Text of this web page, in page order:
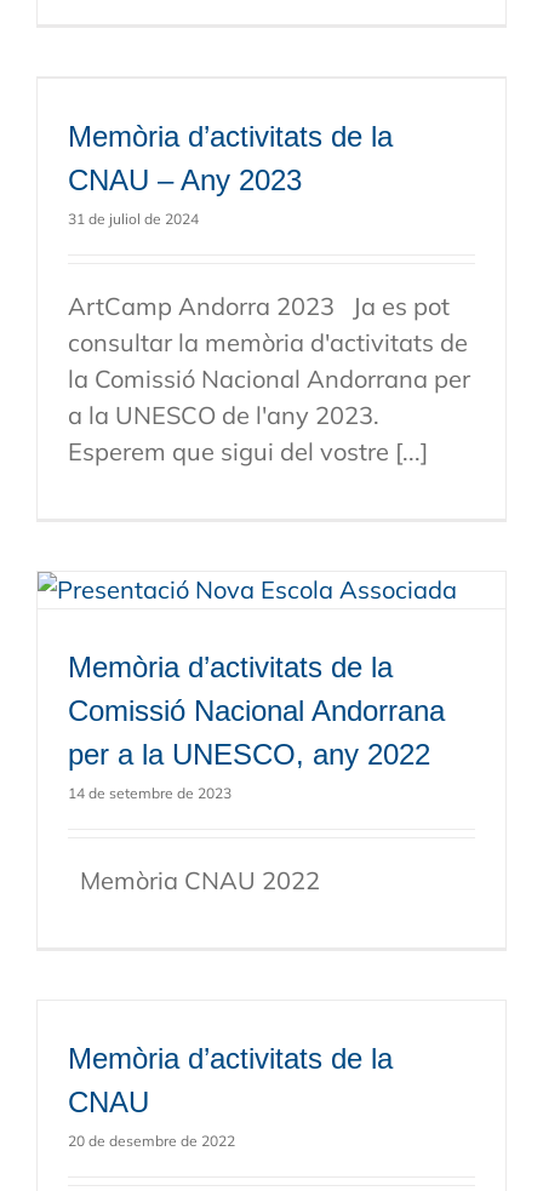
Memòria d’activitats de la
CNAU – Any 2023
31 de juliol de 2024
ArtCamp Andorra 2023 Ja es pot
consultar la memòria d'activitats de
la Comissió Nacional Andorrana per
a la UNESCO de l'any 2023.
Esperem que sigui del vostre [...]
Memòria d’activitats de la
Comissió Nacional Andorrana
per a la UNESCO, any 2022
14 de setembre de 2023
Memòria CNAU 2022
Memòria d’activitats de la
CNAU
20 de desembre de 2022